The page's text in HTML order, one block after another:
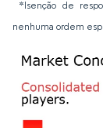
*Isenção de
nenhuma ordem